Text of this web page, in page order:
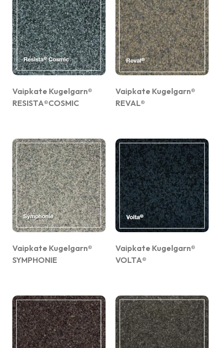
Vaipkate Kugelgarn®
RESISTA®COSMIC
Vaipkate Kugelgarn®
REVAL®
Vaipkate Kugelgarn®
SYMPHONIE
Vaipkate Kugelgarn®
VOLTA®